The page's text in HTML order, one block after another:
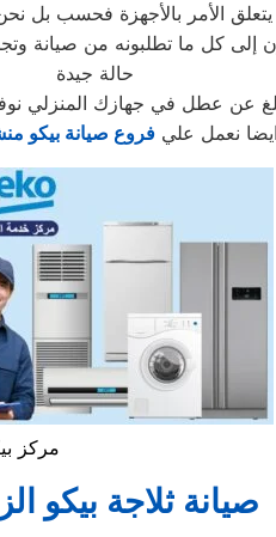
الأمر بالأجهزة فحسب بل نحن
حالة جيدة
عن عطل في جهازك المنزلي
ايضا نعمل عليفروع صيانة بيكو
مركز
صيانة ثلاجة بيكو